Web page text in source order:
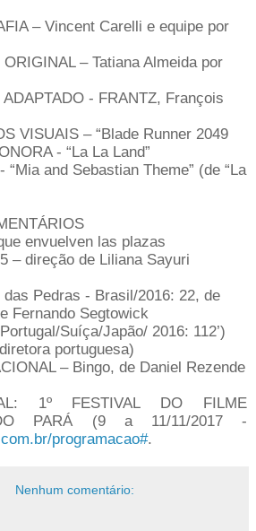
– Vincent Carelli e equipe por
– Tatiana Almeida por
- FRANTZ, François
VISUAIS – “Blade Runner 2049
- “La La Land”
“Mia and Sebastian Theme” (de “La
envuelven las plazas
– direção de Liliana Sayuri
Pedras - Brasil/2016: 22, de
Fernando Segtowick
Suíça/Japão/ 2016: 112’)
portuguesa)
– Bingo, de Daniel Rezende
1º FESTIVAL DO FILME
DO PARÁ (9 a 11/11/2017 -
programacao#.
Nenhum comentário: